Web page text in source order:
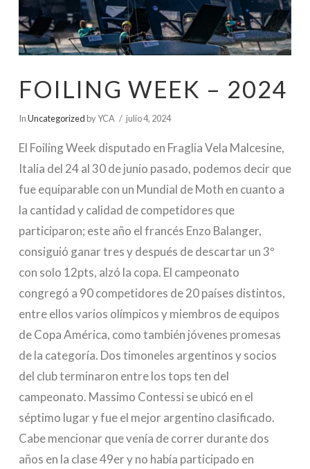
FOILING WEEK – 2024
InUncategorized by YCA julio 4, 2024
El Foiling Week disputado en Fraglia Vela Malcesine,
Italia del 24 al 30 de junio pasado, podemos decir que
fue equiparable con un Mundial de Moth en cuanto a
la cantidad y calidad de competidores que
participaron; este año el francés Enzo Balanger,
consiguió ganar tres y después de descartar un 3º
con solo 12pts, alzó la copa. El campeonato
congregó a 90 competidores de 20 países distintos,
entre ellos varios olímpicos y miembros de equipos
de Copa América, como también jóvenes promesas
de la categoría. Dos timoneles argentinos y socios
del club terminaron entre los tops ten del
campeonato. Massimo Contessi se ubicó en el
séptimo lugar y fue el mejor argentino clasificado.
Cabe mencionar que venía de correr durante dos
años en la clase 49er y no había participado en